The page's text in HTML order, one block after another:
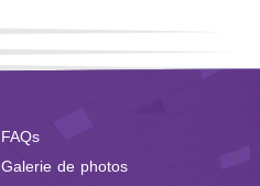
FAQs
Galerie de photos